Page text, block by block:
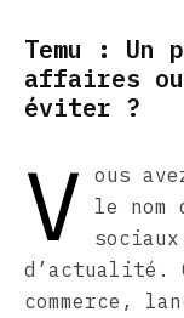
Temu : Un
affaires
éviter ?
V
ous
le nom
d’actualité.
commerce,